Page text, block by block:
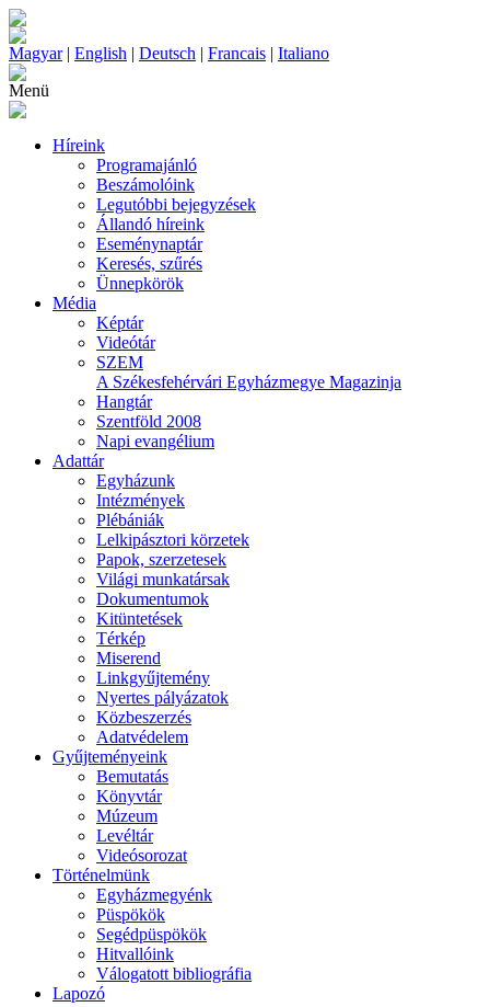
Magyar| English | Deutsch | Francais | Italiano
Menü
Híreink
Programajánló
Beszámolóink
Legutóbbi bejegyzések
Állandó híreink
Eseménynaptár
Keresés, szűrés
Ünnepkörök
Média
Képtár
Videótár
SZEM
A Székesfehérvári Egyházmegye Magazinja
Hangtár
Szentföld 2008
Napi evangélium
Adattár
Egyházunk
Intézmények
Plébániák
Lelkipásztori körzetek
Papok, szerzetesek
Világi munkatársak
Dokumentumok
Kitüntetések
Térkép
Miserend
Linkgyűjtemény
Nyertes pályázatok
Közbeszerzés
Adatvédelem
Gyűjteményeink
Bemutatás
Könyvtár
Múzeum
Levéltár
Videósorozat
Történelmünk
Egyházmegyénk
Püspökök
Segédpüspökök
Hitvallóink
Válogatott bibliográfia
Lapozó